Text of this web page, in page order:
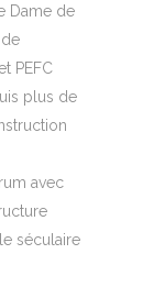
Dame de
PEFC
plus de
avec
séculaire